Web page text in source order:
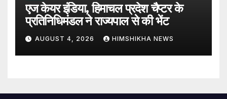
एज केयर इंडिया, हिमाचल प्रदेश चैप्टर के
प्रतिनिधिमंडल ने राज्यपाल से की भेंट
AUGUST 4, 2026 HIMSHIKHA NEWS